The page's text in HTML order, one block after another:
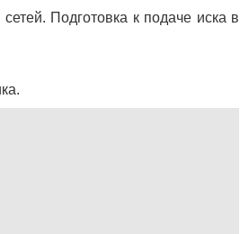
Подготовка к подаче иска в